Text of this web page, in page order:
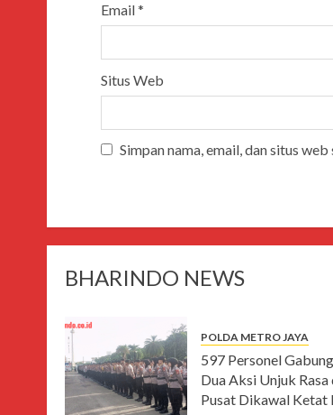
Email*
Situs Web
Simpan nama, email, dan situs
BHARINDO NEWS
POLDA METRO JAYA
597 Personel
Dua Aksi Unjuk
Pusat Dikawal Ketat